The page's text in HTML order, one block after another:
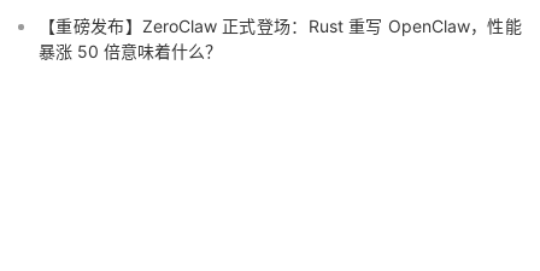
【重磅发布】ZeroClaw 正式登场：Rust 重写 OpenClaw，性能
暴涨 50 倍意味着什么？